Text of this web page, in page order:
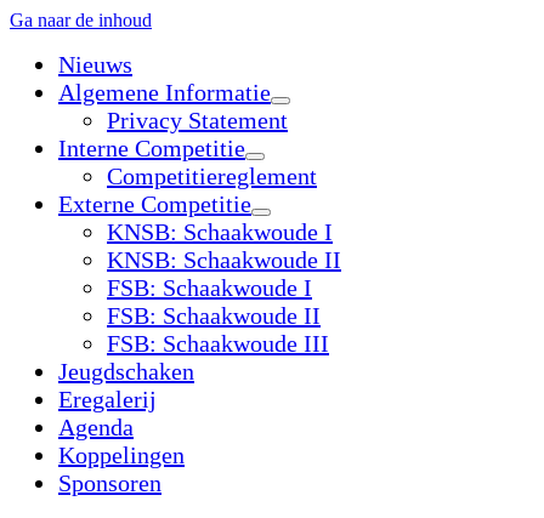
Ga naar de inhoud
Nieuws
Algemene Informatie
open
dropdown
Privacy Statement
Interne Competitie
open
dropdown
Competitiereglement
Externe Competitie
open
dropdown
menu
KNSB: Schaakwoude I
KNSB: Schaakwoude II
FSB: Schaakwoude I
FSB: Schaakwoude II
FSB: Schaakwoude III
Jeugdschaken
Eregalerij
Agenda
Koppelingen
Sponsoren